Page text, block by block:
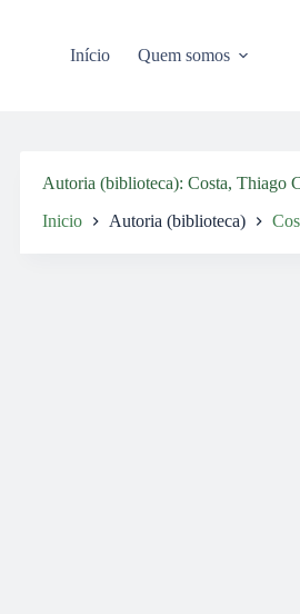
Início Quem somos
Autoria (biblioteca) Costa, Thiago
Inicio Autoria (biblioteca)